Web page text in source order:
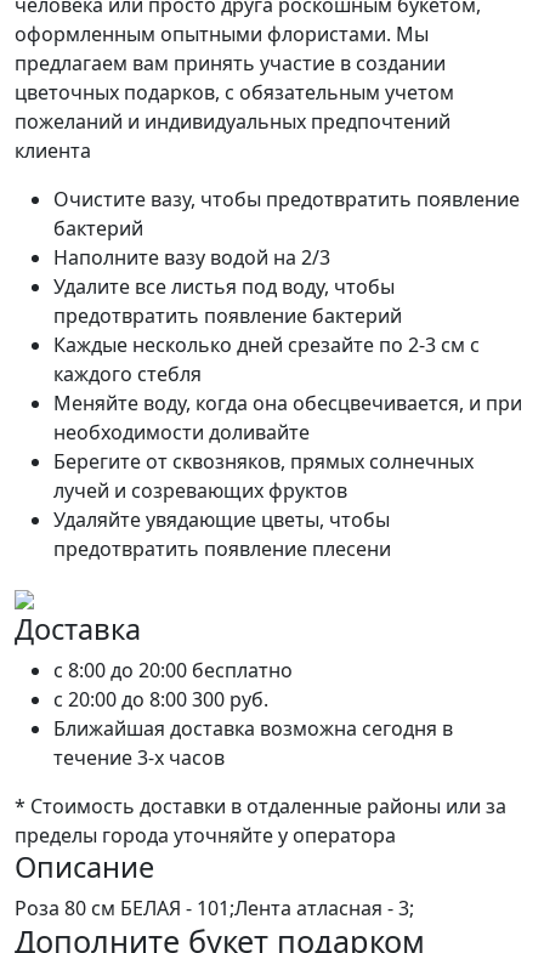
оформленным опытными флористами. Мы
предлагаем вам принять участие в создании
цветочных подарков, с обязательным учетом
пожеланий и индивидуальных предпочтений
клиента
Очистите вазу, чтобы предотвратить появление
бактерий
Наполните вазу водой на 2/3
Удалите все листья под воду, чтобы
предотвратить появление бактерий
Каждые несколько дней срезайте по 2-3 см с
каждого стебля
Меняйте воду, когда она обесцвечивается, и при
необходимости доливайте
Берегите от сквозняков, прямых солнечных
лучей и созревающих фруктов
Удаляйте увядающие цветы, чтобы
предотвратить появление плесени
Доставка
c 8:00 до 20:00 бесплатно
c 20:00 до 8:00300 руб.
Ближайшая доставка возможна сегодня в
течение 3-х часов
* Стоимость доставки в отдаленные районы или за
пределы города уточняйте у оператора
Описание
Роза 80 см БЕЛАЯ - 101;Лента атласная - 3;
Дополните букет подарком